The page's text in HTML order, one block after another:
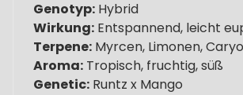
Genotyp: Hybrid
Wirkung: Entspannend, leicht
Terpene: Myrcen, Limonen,
Aroma: Tropisch, fruchtig, süß
Genetic: Runtz x Mango